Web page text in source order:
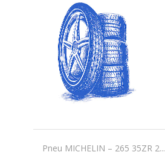
Pneu MICHELIN – 265 35ZR 2...